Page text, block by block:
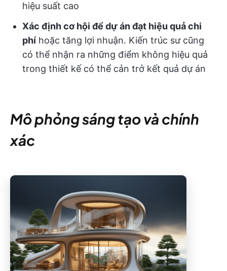
hiệu suất cao
Xác định cơ hội để dự án đạt hiệu quả chi
phí hoặc tăng lợi nhuận. Kiến trúc sư cũng
có thể nhận ra những điểm không hiệu quả
trong thiết kế có thể cản trở kết quả dự án
Mô phỏng sáng tạo và chính
xác